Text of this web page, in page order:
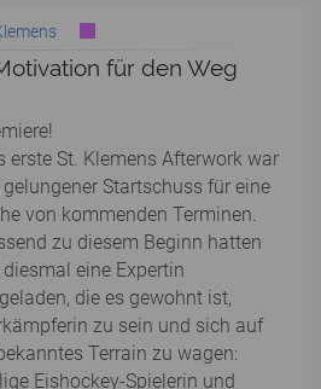
für den Weg
erste St. Klemens Afterwork war
Startschuss für eine
von kommenden Terminen.
zu diesem Beginn hatten
eine Expertin
die es gewohnt ist,
zu sein und sich auf
Terrain zu wagen:
Eishockey-Spielerin und